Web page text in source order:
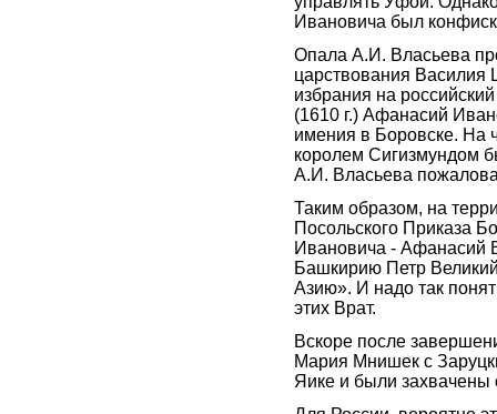
Ивановича был
Опала А.И. Власьева
царствования Василия
избрания на
(1610 г.) Афанасий
имения в Боровске. На
королем Сигизмундом
А.И. Власьева
Таким образом, на
Посольского Приказа
Ивановича - Афанасий
Башкирию Петр
Азию». И надо так
этих Врат.
Вскоре после
Мария Мнишек с
Яике и были захвачены